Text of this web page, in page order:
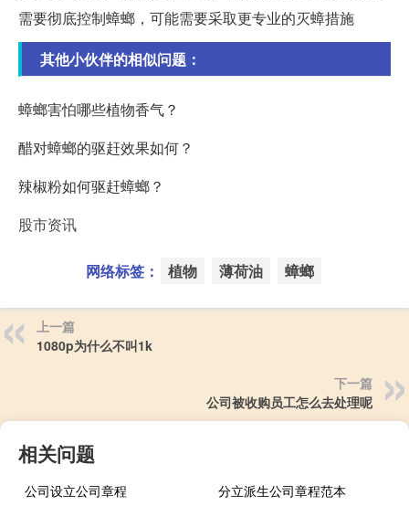
需要彻底控制蟑螂，可能需要采取更专业的灭蟑措施
其他小伙伴的相似问题：
蟑螂害怕哪些植物香气？
醋对蟑螂的驱赶效果如何？
辣椒粉如何驱赶蟑螂？
股市资讯
网络标签： 植物 薄荷油 蟑螂
上一篇
1080p为什么不叫1k
下一篇
公司被收购员工怎么去处理呢
相关问题
公司设立公司章程 分立派生公司章程范本